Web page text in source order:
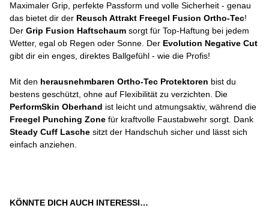
Maximaler Grip, perfekte Passform und volle Sicherheit - genau
das bietet dir der Reusch Attrakt Freegel Fusion Ortho-Tec!
Der Grip Fusion Haftschaum sorgt für Top-Haftung bei jedem
Wetter, egal ob Regen oder Sonne. Der Evolution Negative Cut
gibt dir ein enges, direktes Ballgefühl - wie die Profis!
Mit den herausnehmbaren Ortho-Tec Protektoren bist du
bestens geschützt, ohne auf Flexibilität zu verzichten. Die
PerformSkin Oberhand ist leicht und atmungsaktiv, während die
Freegel Punching Zone für kraftvolle Faustabwehr sorgt. Dank
Steady Cuff Lasche sitzt der Handschuh sicher und lässt sich
einfach anziehen.
KÖNNTE DICH AUCH INTERESSIEREN: